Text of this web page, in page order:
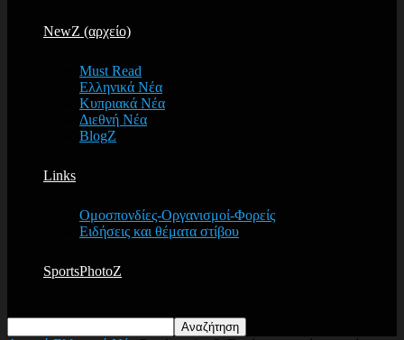
NewZ (αρχείο)
Must Read
Ελληνικά Νέα
Κυπριακά Νέα
Διεθνή Νέα
BlogZ
Links
Ομοσπονδίες-Οργανισμοί-Φορείς
Ειδήσεις και θέματα στίβου
SportsPhotoZ